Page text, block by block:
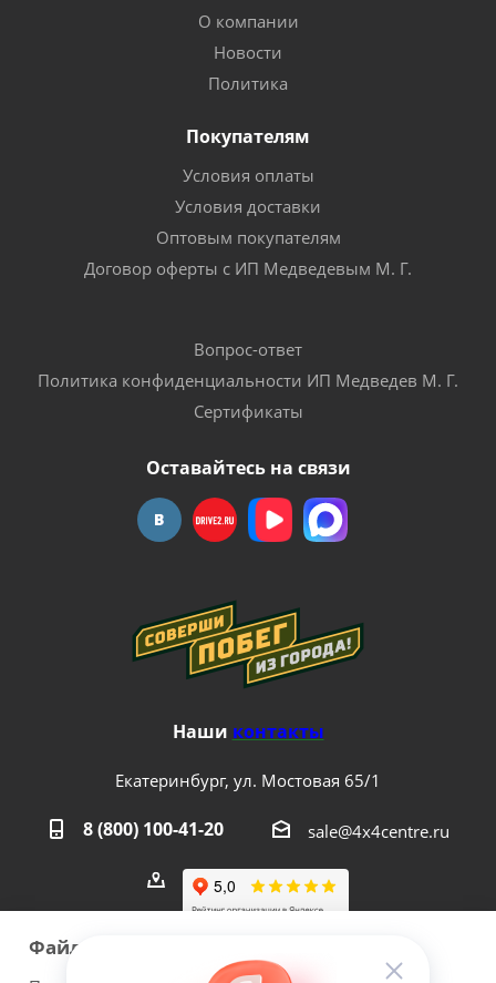
О компании
Новости
Политика
Покупателям
Условия оплаты
Условия доставки
Оптовым покупателям
Договор оферты с ИП Медведевым М. Г.
Вопрос-ответ
Политика конфиденциальности ИП Медведев М. Г.
Сертификаты
Оставайтесь на связи
Наши контакты
Екатеринбург, ул. Мостовая 65/1
8 (800) 100-41-20 sale@4x4centre.ru
Файлы cookie